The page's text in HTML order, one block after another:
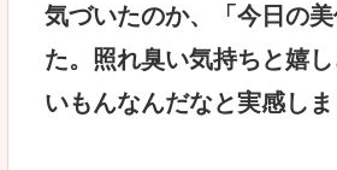
気づいたのか、「今日の
た。照れ臭い気持ちと嬉
いもんなんだなと実感しま